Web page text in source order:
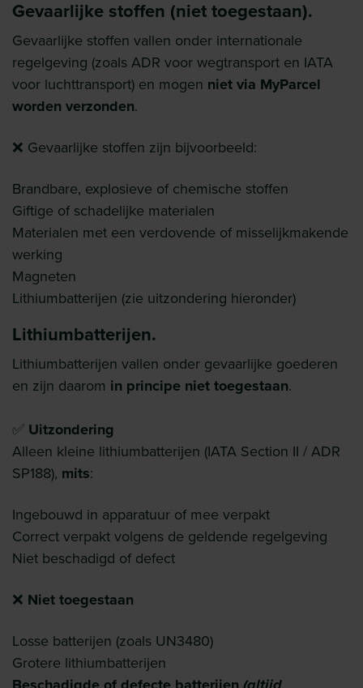
Gevaarlijke stoffen (niet toegestaan).
Gevaarlijke stoffen vallen onder internationale
regelgeving (zoals ADR voor wegtransport en IATA
voor luchttransport) en mogen niet via MyParcel
worden verzonden.
❌ Gevaarlijke stoffen zijn bijvoorbeeld:
Brandbare, explosieve of chemische stoffen
Giftige of schadelijke materialen
Materialen met een verdovende of misselijkmakende
werking
Magneten
Lithiumbatterijen (zie uitzondering hieronder)
Lithiumbatterijen.
Lithiumbatterijen vallen onder gevaarlijke goederen
en zijn daarom in principe niet toegestaan.
✅ Uitzondering
Alleen kleine lithiumbatterijen (IATA Section II / ADR
SP188), mits:
Ingebouwd in apparatuur of mee verpakt
Correct verpakt volgens de geldende regelgeving
Niet beschadigd of defect
❌ Niet toegestaan
Losse batterijen (zoals UN3480)
Grotere lithiumbatterijen